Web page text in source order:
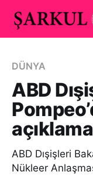
DÜNYA
ABD
ABD Dışişleri
Nükleer